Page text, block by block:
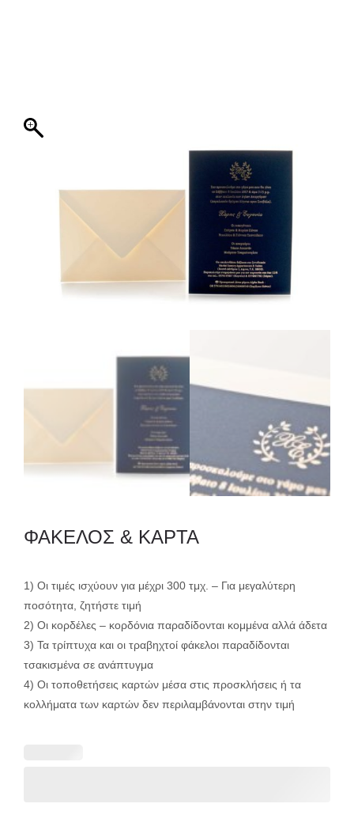
ΕΚΤΥΠΩΣΗ
ΦΑΚΕΛΟΣ & ΚΑΡΤΑ
1) Οι τιμές ισχύουν για μέχρι 300 τμχ. – Για μεγαλύτερη
ποσότητα, ζητήστε τιμή
2) Οι κορδέλες – κορδόνια παραδίδονται κομμένα αλλά άδετα
3) Τα τρίπτυχα και οι τραβηχτοί φάκελοι παραδίδονται
τσακισμένα σε ανάπτυγμα
4) Οι τοποθετήσεις καρτών μέσα στις προσκλήσεις ή τα
κολλήματα των καρτών δεν περιλαμβάνονται στην τιμή